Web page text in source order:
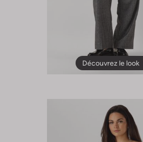
Découvrez le look